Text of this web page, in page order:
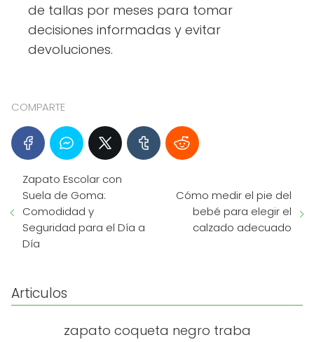
de tallas por meses para tomar
decisiones informadas y evitar
devoluciones.
COMPARTE
Zapato Escolar con
Suela de Goma:
Comodidad y
Seguridad para el Día a
Día
Cómo medir el pie del
bebé para elegir el
calzado adecuado
Articulos
zapato coqueta negro traba